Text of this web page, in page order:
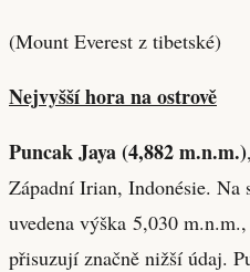
(Mount Everest z tibetské)
Nejvyšší hora na ostrově
Puncak Jaya (4,882 m.n.m.)
Západní Irian, Indonésie. Na
uvedena výška 5,030
přisuzují značně nižší údaj.